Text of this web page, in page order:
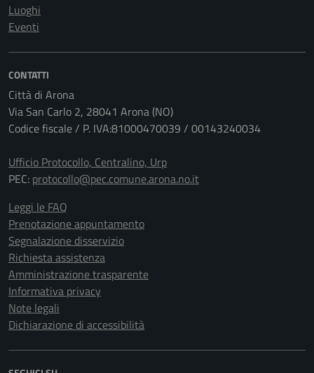
Luoghi
Eventi
CONTATTI
Città di Arona
Via San Carlo 2, 28041 Arona (NO)
Codice fiscale / P. IVA:81000470039 / 00143240034
Ufficio Protocollo, Centralino, Urp
PEC: protocollo@pec.comune.arona.no.it
Leggi le FAQ
Prenotazione appuntamento
Segnalazione disservizio
Richiesta assistenza
Amministrazione trasparente
Informativa privacy
Note legali
Dichiarazione di accessibilità